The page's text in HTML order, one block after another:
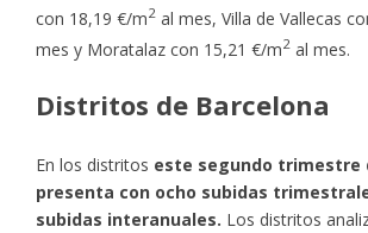
con 18,19 €/m2al mes, Villa de Vallecas
mes y Moratalaz con 15,21 €/m2al mes.
Distritos de Barcelona
En los distritos este segundo trimestre
presenta con ocho subidas
subidas interanuales. Los distritos